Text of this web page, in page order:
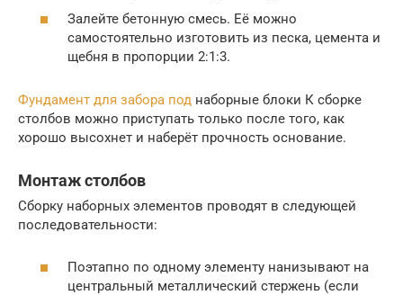
Залейте бетонную смесь. Её можно
самостоятельно изготовить из песка, цемента и
щебня в пропорции 2:1:3.
Фундамент для забора под наборные блоки К сборке
столбов можно приступать только после того, как
хорошо высохнет и наберёт прочность основание.
Монтаж столбов
Сборку наборных элементов проводят в следующей
последовательности:
Поэтапно по одному элементу нанизывают на
центральный металлический стержень (если